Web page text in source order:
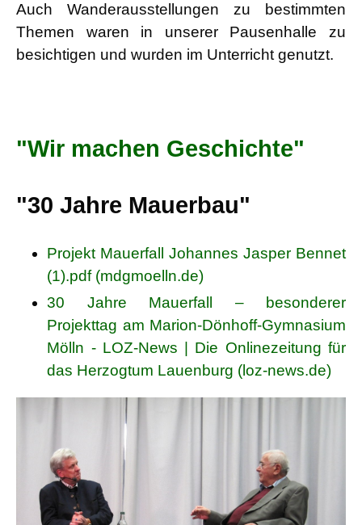
Auch Wanderausstellungen zu bestimmten
Themen waren in unserer Pausenhalle zu
besichtigen und wurden im Unterricht genutzt.
"Wir machen Geschichte"
"30 Jahre Mauerbau"
Projekt Mauerfall Johannes Jasper Bennet
(1).pdf (mdgmoelln.de)
30 Jahre Mauerfall – besonderer
Projekttag am Marion-Dönhoff-Gymnasium
Mölln - LOZ-News | Die Onlinezeitung für
das Herzogtum Lauenburg (loz-news.de)